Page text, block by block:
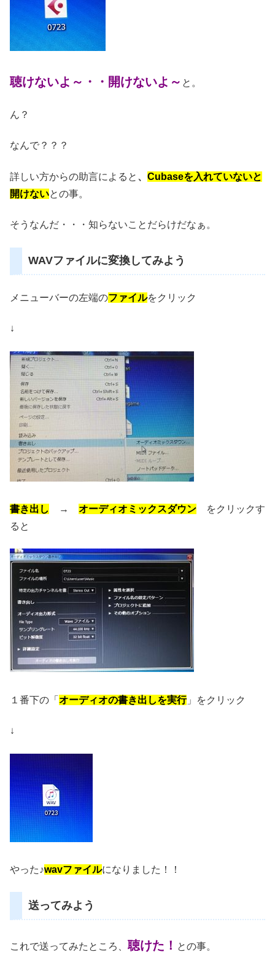
聴けないよ～・・開けないよ～ と。
ん？
なんで？？？
詳しい方からの助言によると 、 Cubaseを入れていないと
開けないとの事。
そうなんだ・・・知らないことだらけだなぁ。
WAVファイルに変換してみよう
メニューバーの左端のファイルをクリック
↓
書き出し → オーディオミックスダウン をクリックす
ると
１番下の「 オーディオの書き出しを実行」をクリック
↓
やった♪wavファイルになりました！！
送ってみよう
これで送ってみたところ、 聴けた！ との事。